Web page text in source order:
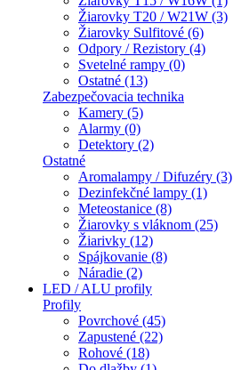
Žiarovky T20 / W21W (3)
Žiarovky Sulfitové (6)
Odpory / Rezistory (4)
Svetelné rampy (0)
Ostatné (13)
Zabezpečovacia technika
Kamery (5)
Alarmy (0)
Detektory (2)
Ostatné
Aromalampy / Difuzéry (3)
Dezinfekčné lampy (1)
Meteostanice (8)
Žiarovky s vláknom (25)
Žiarivky (12)
Spájkovanie (8)
Náradie (2)
LED / ALU profily
Profily
Povrchové (45)
Zapustené (22)
Rohové (18)